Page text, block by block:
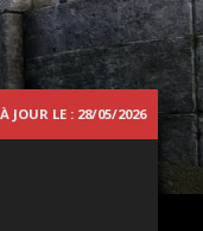
JOUR LE : 28/05/2026